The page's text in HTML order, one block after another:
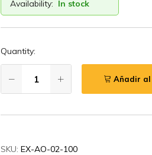
Availability: In stock
Quantity:
Añadir
SKU:EX-AO-02-100